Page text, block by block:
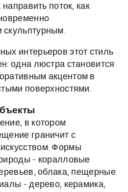
направить поток, как
интерьеров этот стиль
одна люстра становится
акцентом в
поверхностями.
в котором
граничит с
Формы
- коралловые
облака, пещерные
- дерево, керамика,